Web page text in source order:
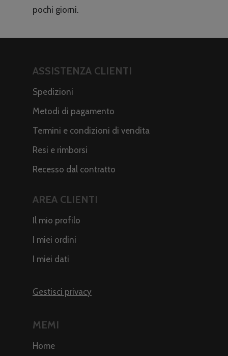
pochi giorni.
ASSISTENZA CLIENTI
Spedizioni
Metodi di pagamento
Termini e condizioni di vendita
Resi e rimborsi
Recesso dal contratto
AREA CLIENTI
Il mio profilo
I miei ordini
I miei dati
Gestisci privacy
MEMI
Home